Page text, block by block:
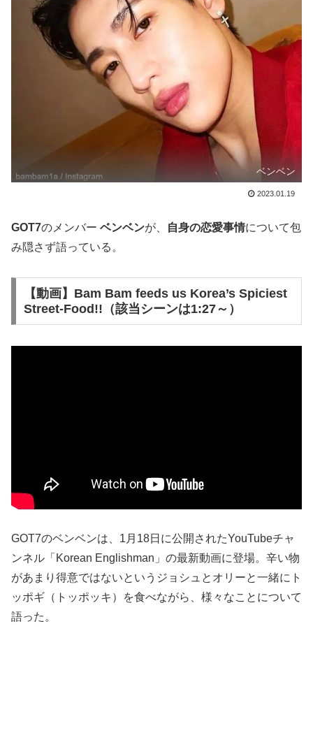
ベンベン
2023.01.19
GOT7のメンバー ベンベンが、 自身の恋愛事情について包
み隠さず語っている。
【動画】Bam Bam feeds us Korea’s Spiciest
Street-Food!!（該当シーンは1:27～）
GOT7のベンベンは、1月18日に公開されたYouTubeチャ
ンネル「Korean Englishman」の最新動画に登場。辛い物
があまり得意ではないというジョシュとオリーと一緒にト
ッポギ（トッポッキ）を食べながら、様々なことについて
語った。